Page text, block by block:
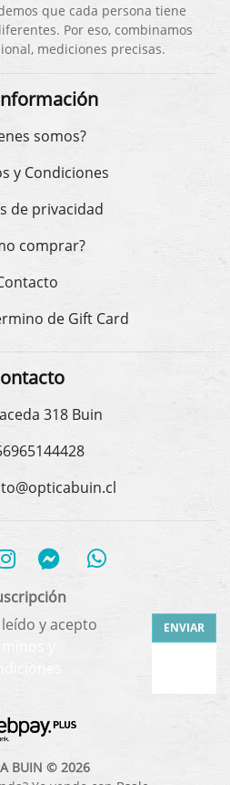
que cada persona tiene
Por eso, combinamos
mediciones precisas.
somos?
y Condiciones
de privacidad
comprar?
de Gift Card
318 Buin
y acepto
ENVIAR
BUIN © 2026